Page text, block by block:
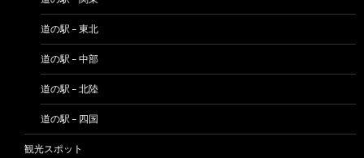
道の駅 – 東北
道の駅 – 中部
道の駅 – 北陸
道の駅 – 四国
観光スポット